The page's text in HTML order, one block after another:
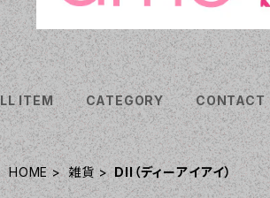
ITEM CATEGORY CONTACT
HOME 雑貨 DII（ディーアイアイ）